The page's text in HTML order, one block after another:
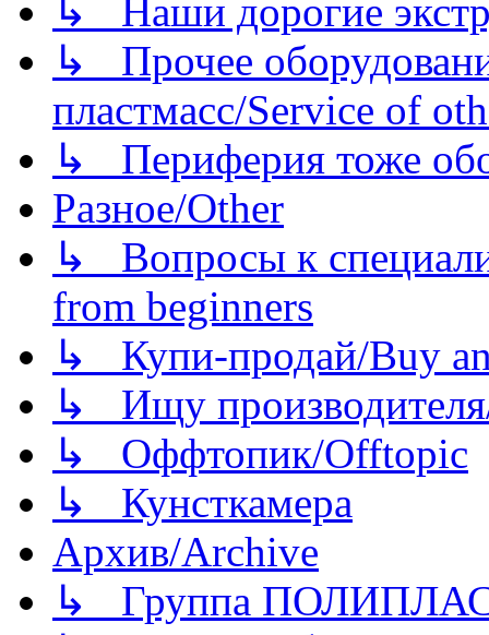
↳ Наши дорогие
↳ Прочее
пластмасс/Service of
↳ Периферия тоже
Разное/Other
↳ Вопросы к
from beginners
↳ Купи-продай/Buy
↳ Ищу
↳ Оффтопик/Offtopic
↳ Кунсткамера
Архив/Archive
↳ Группа